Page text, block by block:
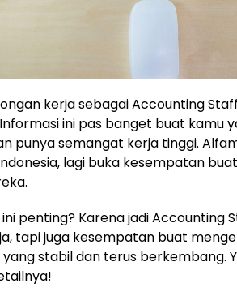
kerja sebagai Accounting
ini pas banget buat kamu
punya semangat kerja tinggi.
lagi buka kesempatan
penting? Karena jadi Accounting
tapi juga kesempatan buat
stabil dan terus berkembang.